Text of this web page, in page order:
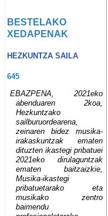
BESTELAKO
XEDAPENAK
HEZKUNTZA SAILA
645
EBAZPENA, 2021eko
abenduaren 2koa,
Hezkuntzako
sailburuordearena,
zeinaren bidez musika-
irakaskuntzak ematen
dituzten ikastegi pribatuei
2021eko dirulaguntzak
ematen baitzaizkie,
Musika-ikastegi
pribatuetarako eta
musikako zentro
baimendu